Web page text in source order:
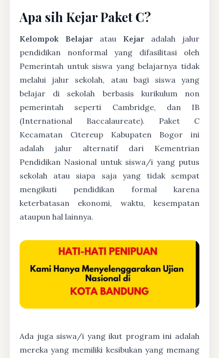
Apa sih Kejar Paket C?
Kelompok Belajar atau Kejar adalah jalur
pendidikan nonformal yang difasilitasi oleh
Pemerintah untuk siswa yang belajarnya tidak
melalui jalur sekolah, atau bagi siswa yang
belajar di sekolah berbasis kurikulum non
pemerintah seperti Cambridge, dan IB
(International Baccalaureate). Paket C
Kecamatan Citereup Kabupaten Bogor ini
adalah jalur alternatif dari Kementrian
Pendidikan Nasional untuk siswa/i yang putus
sekolah atau siapa saja yang tidak sempat
mengikuti pendidikan formal karena
keterbatasan ekonomi, waktu, kesempatan
ataupun hal lainnya.
Ada juga siswa/i yang ikut program ini adalah
mereka yang memiliki kesibukan yang memang